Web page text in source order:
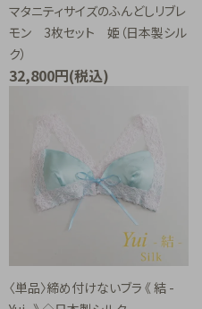
マタニティサイズのふんどしリブレ
モン 3枚セット 姫（日本製シル
ク）
32,800円(税込)
〈単品〉締め付けないブラ 《 結 -